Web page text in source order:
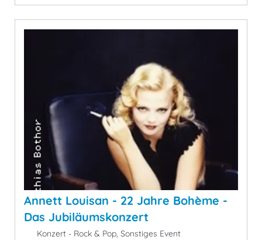
Annett Louisan - 22 Jahre Bohème -
Das Jubiläumskonzert
Konzert - Rock & Pop, Sonstiges Event